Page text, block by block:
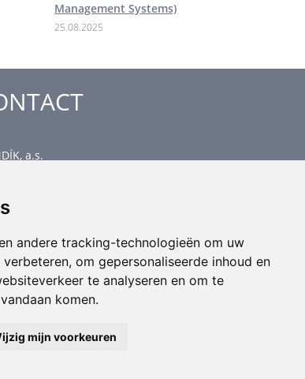
andere tracking-technologieën om uw
om gepersonaliseerde inhoud en
te analyseren en om te
komen.
mijn voorkeuren
Management Systems)
25.08.2025
a.s.
Republic
office
+420 311 706 706
mandik@mandik.cz